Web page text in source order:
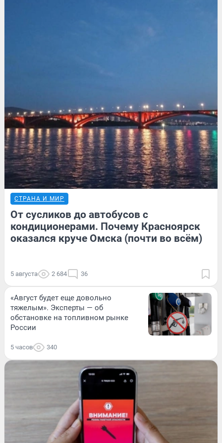
СТРАНА И МИР
От сусликов до автобусов с
кондиционерами. Почему Красноярск
оказался круче Омска (почти во всём)
5 августа 2 684 36
«Август будет еще довольно
тяжелым». Эксперты — об
обстановке на топливном рынке
России
5 часов 340